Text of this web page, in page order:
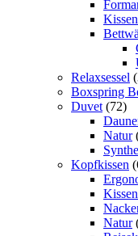
Relaxsessel
Boxspring
Duvet (72)
Natur
Kopfkissen
Natur